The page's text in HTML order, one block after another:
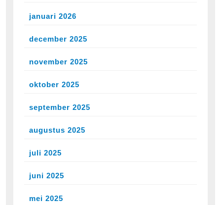
januari 2026
december 2025
november 2025
oktober 2025
september 2025
augustus 2025
juli 2025
juni 2025
mei 2025